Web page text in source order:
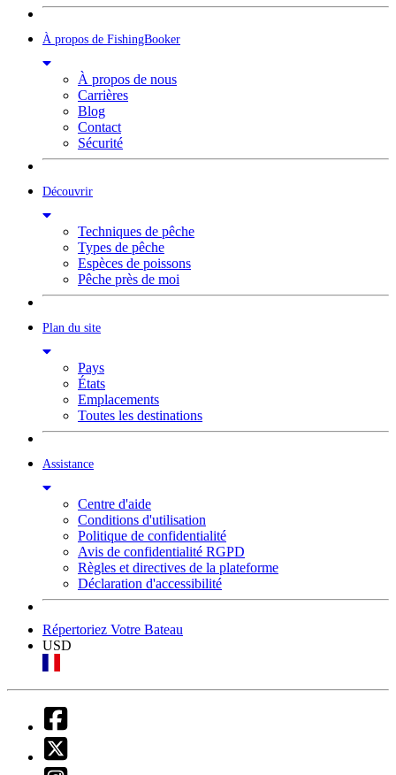
À propos de FishingBooker
À propos de nous
Carrières
Blog
Contact
Sécurité
Découvrir
Techniques de pêche
Types de pêche
Espèces de poissons
Pêche près de moi
Plan du site
Pays
États
Emplacements
Toutes les destinations
Assistance
Centre d'aide
Conditions d'utilisation
Politique de confidentialité
Avis de confidentialité RGPD
Règles et directives de la plateforme
Déclaration d'accessibilité
Répertoriez Votre Bateau
USD